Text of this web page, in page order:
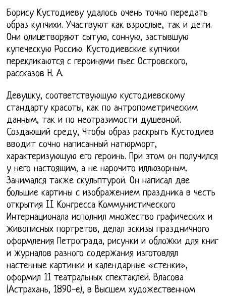
Борису Кустодиеву удалось очень точно передать
образ купчихи. Участвуют как взрослые, так и дети.
Они олицетворяют сытую, сонную, застывшую
купеческую Россию. Кустодиевские купчихи
перекликаются с героинями пьес Островского,
рассказов Н. А.
Девушку, соответствующую кустодиевскому
стандарту красоты, как по антропометрическим
данным, так и по неотразимости душевной.
Создающий среду, Чтобы образ раскрыть Кустодиев
вводит сочно написанный натюрморт,
характеризующую его героинь. При этом он получился
у него настоящим, а не нарочито иллюзорным.
Занимался также скульптурой. Он написал две
большие картины с изображением праздника в честь
открытия II Конгресса Коммунистического
Интернационала исполнил множество графических и
живописных портретов, делал эскизы праздничного
оформления Петрограда, рисунки и обложки для книг
и журналов разного содержания изготовлял
настенные картинки и календарные «стенки»,
оформил 11 театральных спектаклей. Власова
(Астрахань, 1890-е), в Высшем художественном